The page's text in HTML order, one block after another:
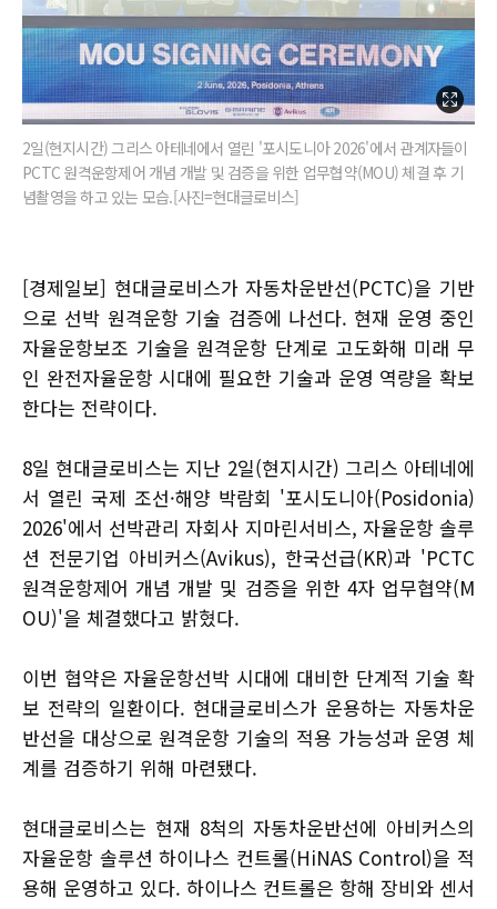
2일(현지시간) 그리스 아테네에서 열린 '포시도니아 2026'에서 관계자들이
PCTC 원격운항제어 개념 개발 및 검증을 위한 업무협약(MOU) 체결 후 기
념촬영을 하고 있는 모습.[사진=현대글로비스]
[경제일보] 현대글로비스가 자동차운반선(PCTC)을 기반
으로 선박 원격운항 기술 검증에 나선다. 현재 운영 중인
자율운항보조 기술을 원격운항 단계로 고도화해 미래 무
인 완전자율운항 시대에 필요한 기술과 운영 역량을 확보
한다는 전략이다.
8일 현대글로비스는 지난 2일(현지시간) 그리스 아테네에
서 열린 국제 조선·해양 박람회 '포시도니아(Posidonia)
2026'에서 선박관리 자회사 지마린서비스, 자율운항 솔루
션 전문기업 아비커스(Avikus), 한국선급(KR)과 'PCTC
원격운항제어 개념 개발 및 검증을 위한 4자 업무협약(M
OU)'을 체결했다고 밝혔다.
이번 협약은 자율운항선박 시대에 대비한 단계적 기술 확
보 전략의 일환이다. 현대글로비스가 운용하는 자동차운
반선을 대상으로 원격운항 기술의 적용 가능성과 운영 체
계를 검증하기 위해 마련됐다.
현대글로비스는 현재 8척의 자동차운반선에 아비커스의
자율운항 솔루션 하이나스 컨트롤(HiNAS Control)을 적
용해 운영하고 있다. 하이나스 컨트롤은 항해 장비와 센서